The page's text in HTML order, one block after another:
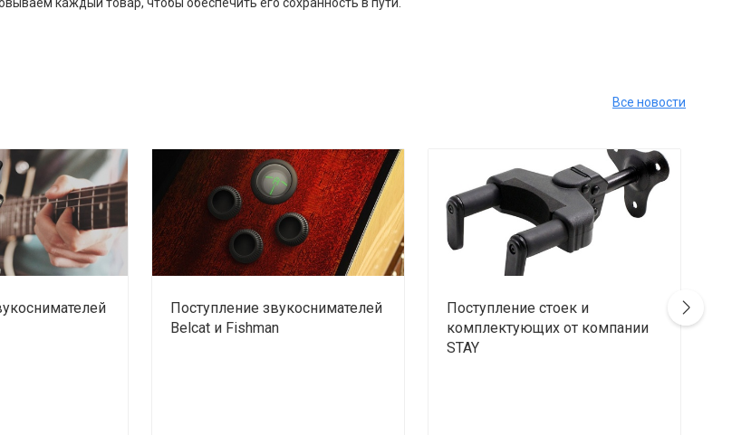
Все новости
Поступление звукоснимателей
Belcat и Fishman
Поступление стоек и
комплектующих от компании
STAY